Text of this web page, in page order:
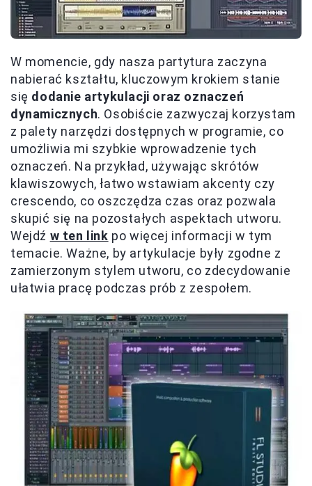
W momencie, gdy nasza partytura zaczyna
nabierać kształtu, kluczowym krokiem stanie
się dodanie artykulacji oraz oznaczeń
dynamicznych. Osobiście zazwyczaj korzystam
z palety narzędzi dostępnych w programie, co
umożliwia mi szybkie wprowadzenie tych
oznaczeń. Na przykład, używając skrótów
klawiszowych, łatwo wstawiam akcenty czy
crescendo, co oszczędza czas oraz pozwala
skupić się na pozostałych aspektach utworu.
Wejdź w ten link po więcej informacji w tym
temacie. Ważne, by artykulacje były zgodne z
zamierzonym stylem utworu, co zdecydowanie
ułatwia pracę podczas prób z zespołem.